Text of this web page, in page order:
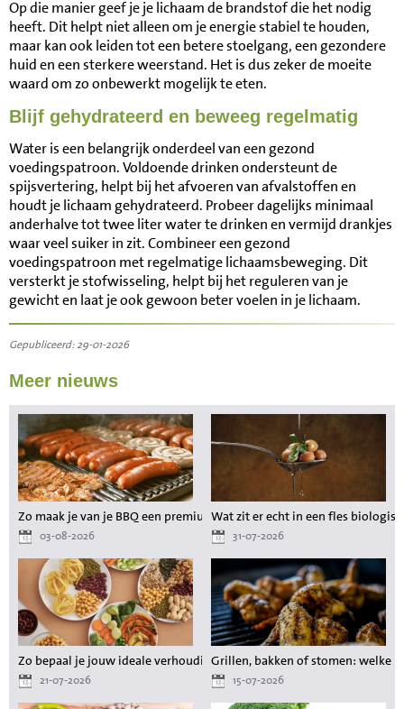
Op die manier geef je je lichaam de brandstof die het nodig
heeft. Dit helpt niet alleen om je energie stabiel te houden,
maar kan ook leiden tot een betere stoelgang, een gezondere
huid en een sterkere weerstand. Het is dus zeker de moeite
waard om zo onbewerkt mogelijk te eten.
Blijf gehydrateerd en beweeg regelmatig
Water is een belangrijk onderdeel van een gezond
voedingspatroon. Voldoende drinken ondersteunt de
spijsvertering, helpt bij het afvoeren van afvalstoffen en
houdt je lichaam gehydrateerd. Probeer dagelijks minimaal
anderhalve tot twee liter water te drinken en vermijd drankjes
waar veel suiker in zit. Combineer een gezond
voedingspatroon met regelmatige lichaamsbeweging. Dit
versterkt je stofwisseling, helpt bij het reguleren van je
gewicht en laat je ook gewoon beter voelen in je lichaam.
Gepubliceerd: 29-01-2026
Meer nieuws
Zo maak je van je BBQ een premium maaltijd zonder gedoe
03-08-2026
Wat zit er echt in een fles
31-07-2026
Zo bepaal je jouw ideale verhouding aan voedingsstoffen tijdens het
21-07-2026
Grillen, bakken of stomen: welke
15-07-2026